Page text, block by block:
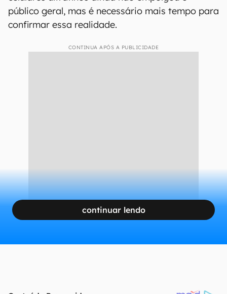
público geral, mas é necessário mais tempo para
confirmar essa realidade.
CONTINUA APÓS A PUBLICIDADE
continuar lendo